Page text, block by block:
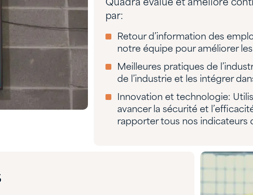
Quadra évalue et améliore
par:
Retour d’information des
notre équipe pour améliorer
Meilleures pratiques de
de l’industrie et les intégrer
Innovation et technologie:
avancer la sécurité et
rapporter tous nos indicateurs